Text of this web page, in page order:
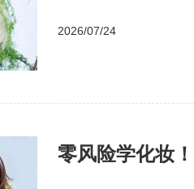
2026/07/24
零风险学化妆